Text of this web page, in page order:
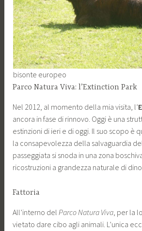
bisonte europeo
Parco Natura Viva: l’Extinction Park
Nel 2012, al momento della mia visita, l’
ancora in fase di rinnovo. Oggi è una
estinzioni di ieri e di oggi. Il suo scopo è
la consapevolezza della salvaguardia
passeggiata si snoda in una zona
ricostruzioni a grandezza naturale di
Fattoria
All’interno delParco Natura Viva, per la
vietato dare cibo agli animali. L’unica